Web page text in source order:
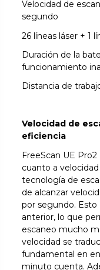
Velocidad de
segundo
26 líneas láser + 1
Duración de la
funcionamiento
Distancia de
Velocidad de
eficiencia
FreeScan UE
cuanto a velocidad
tecnología de
de alcanzar
por segundo. Esto
anterior, lo que
escaneo mucho
velocidad se
fundamental en
minuto cuenta.